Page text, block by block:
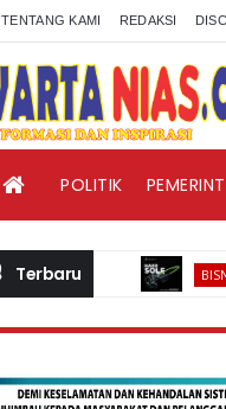
TENTANG KAMI REDAKSI
POLITIK
Terbaru BISNIS